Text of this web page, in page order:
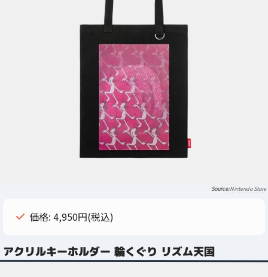
Nintendo Store
価格: 4,950円(税込)
アクリルキーホルダー 輪くぐり リズム天国